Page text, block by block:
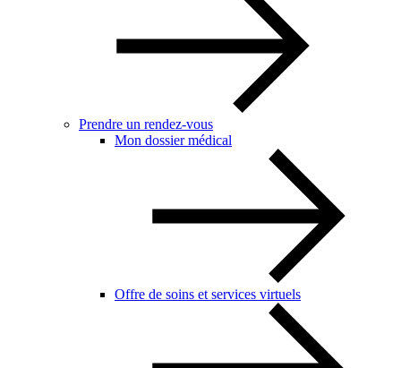
Prendre un rendez-vous
Mon dossier médical
Offre de soins et services virtuels